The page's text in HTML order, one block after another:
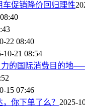
促销降价回归理性
22 08:40
10-21 08:54
的国际消费目的地
15 07:46
你下单了么？ 2025-